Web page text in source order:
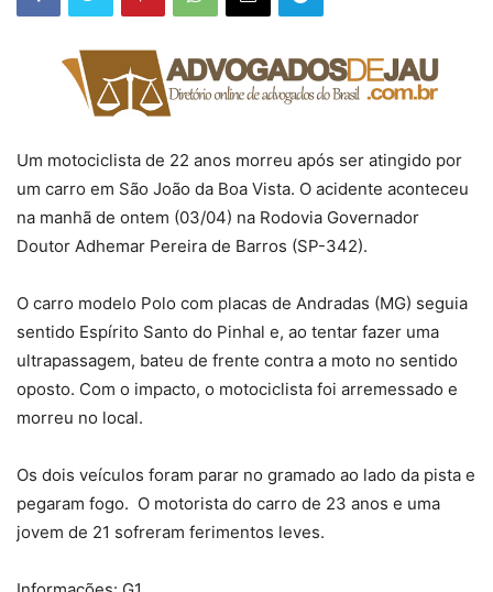
Um motociclista de 22 anos morreu após ser atingido por
um carro em São João da Boa Vista. O acidente aconteceu
na manhã de ontem (03/04) na Rodovia Governador
Doutor Adhemar Pereira de Barros (SP-342).
O carro modelo Polo com placas de Andradas (MG) seguia
sentido Espírito Santo do Pinhal e, ao tentar fazer uma
ultrapassagem, bateu de frente contra a moto no sentido
oposto. Com o impacto, o motociclista foi arremessado e
morreu no local.
Os dois veículos foram parar no gramado ao lado da pista e
pegaram fogo. O motorista do carro de 23 anos e uma
jovem de 21 sofreram ferimentos leves.